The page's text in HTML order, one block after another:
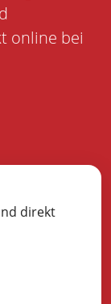
online bei
direkt